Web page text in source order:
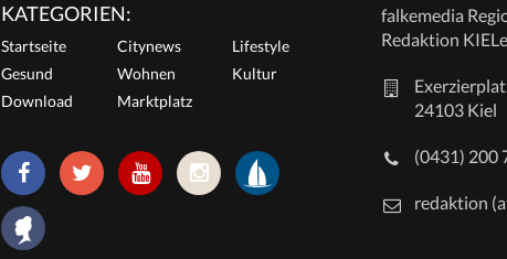
KATEGORIEN:
Startseite Citynews
Lifestyle
Gesund
Wohnen
Kultur
Download
Marktplatz
falkemedia
Redaktion
24103 Kiel
(0431) 200
redaktion